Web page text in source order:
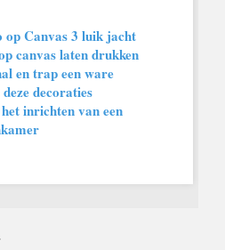
op Canvas 3 luik jacht
canvas laten drukken
en trap een ware
decoraties
inrichten van een